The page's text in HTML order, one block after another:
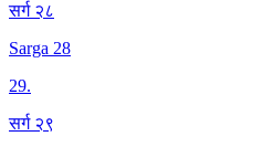
सर्ग २८
Sarga 28
29.
सर्ग २९